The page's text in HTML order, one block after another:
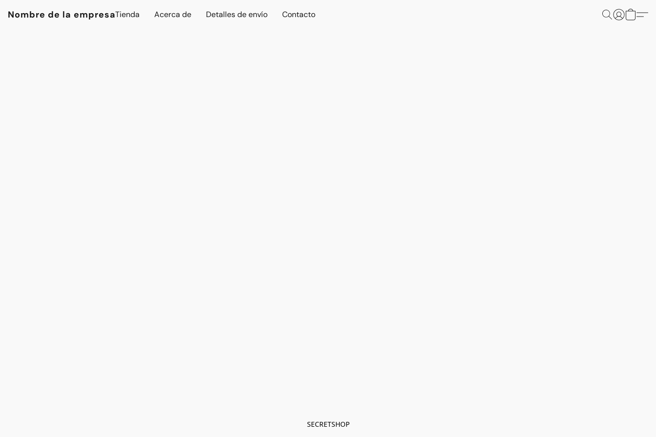
Nombre de la empresaTienda Acerca de Detalles de envío Contacto
SECRETSHOP